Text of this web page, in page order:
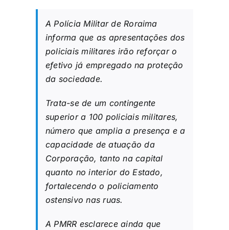
A Polícia Militar de Roraima
informa que as apresentações dos
policiais militares irão reforçar o
efetivo já empregado na proteção
da sociedade.
Trata-se de um contingente
superior a 100 policiais militares,
número que amplia a presença e a
capacidade de atuação da
Corporação, tanto na capital
quanto no interior do Estado,
fortalecendo o policiamento
ostensivo nas ruas.
A PMRR esclarece ainda que